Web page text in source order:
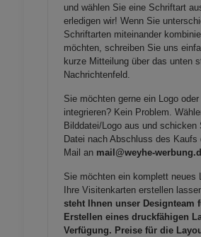
und wählen Sie eine Schriftart
erledigen wir! Wenn Sie
Schriftarten miteinander
möchten, schreiben Sie uns
kurze Mitteilung über das unten
Nachrichtenfeld.
Sie möchten gerne ein Logo oder
integrieren? Kein Problem.
Bilddatei/Logo aus und schicken
Datei nach Abschluss des Kaufs
Mail an mail@weyhe-
Sie möchten ein komplett neues
Ihre Visitenkarten erstellen
steht Ihnen unser Designteam
Erstellen eines druckfähigen
Verfügung. Preise für die